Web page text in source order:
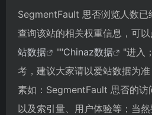
SegmentFault 思否浏览人数已
查询该站的相关权重信息，可
站数据
""Chinaz数据
"进入
考，建议大家请以爱站数据为
素如：SegmentFault 思否的访
以及索引量、用户体验等；当